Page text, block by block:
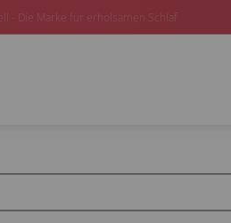
oder online verfügbar